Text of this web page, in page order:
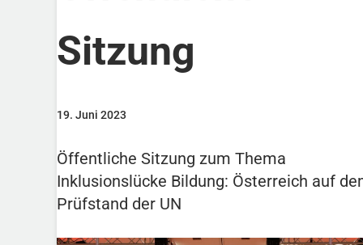
Sitzung
19. Juni 2023
Öffentliche Sitzung zum Thema
Inklusionslücke Bildung: Österreich auf
Prüfstand der UN